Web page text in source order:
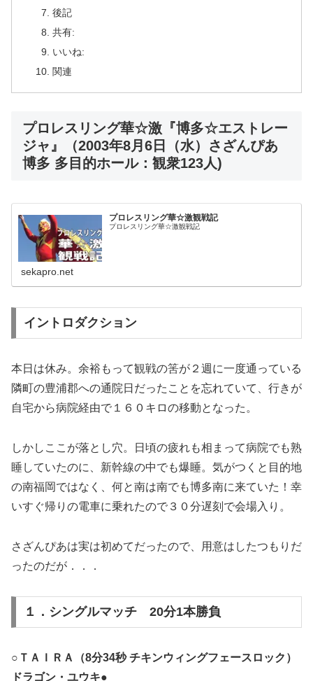
後記
共有:
いいね:
関連
プロレスリング華☆激『博多☆エストレー
ジャ』（2003年8月6日（水）さざんぴあ
博多 多目的ホール：観衆123人)
プロレスリング華☆激観戦記
プロレスリング華☆激観戦記
sekapro.net
イントロダクション
本日は休み。余裕もって観戦の筈が２週に一度通っている
隣町の豊浦郡への通院日だったことを忘れていて、行きが
自宅から病院経由で１６０キロの移動となった。
しかしここが落とし穴。日頃の疲れも相まって病院でも熟
睡していたのに、新幹線の中でも爆睡。気がつくと目的地
の南福岡ではなく、何と南は南でも博多南に来ていた！幸
いすぐ帰りの電車に乗れたので３０分遅刻で会場入り。
さざんぴあは実は初めてだったので、用意はしたつもりだ
ったのだが．．．
１．シングルマッチ 20分1本勝負
○ＴＡＩＲＡ（8分34秒 チキンウィングフェースロック）
ドラゴン・ユウキ●